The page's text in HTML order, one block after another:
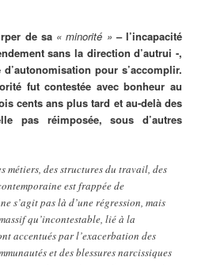
de sa « minorité » – l’incapacité
sans la direction d’autrui -,
pour s’accomplir.
fut contestée avec bonheur au
cents ans plus tard et au-delà des
pas réimposée, sous d’autres
métiers, des structures du travail, des
est frappée de
s’agit pas là d’une régression, mais
qu’incontestable, lié à la
accentués par l’exacerbation des
et des blessures narcissiques